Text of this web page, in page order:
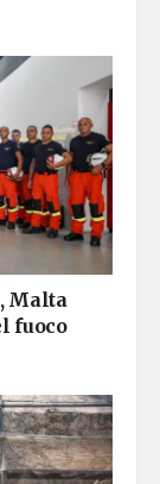
Malta
fuoco